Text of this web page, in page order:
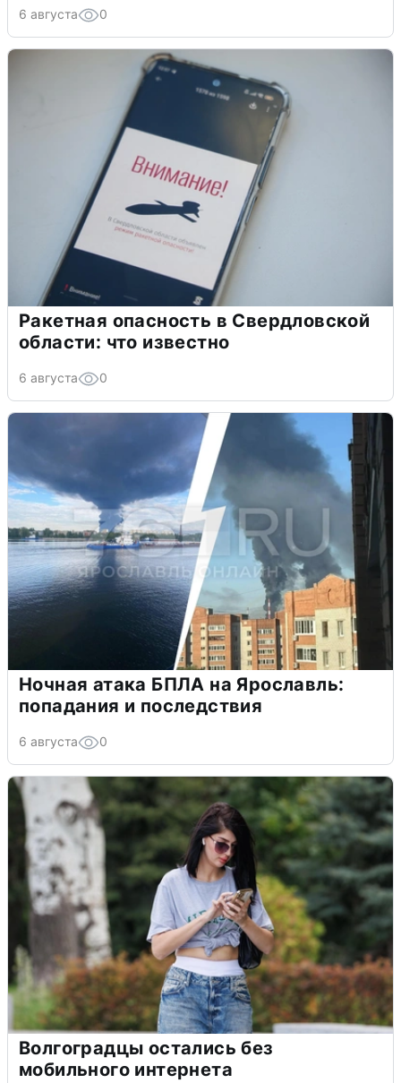
6 августа 0
Ракетная опасность в Свердловской
области: что известно
6 августа 0
Ночная атака БПЛА на Ярославль:
попадания и последствия
6 августа 0
Волгоградцы остались без
мобильного интернета